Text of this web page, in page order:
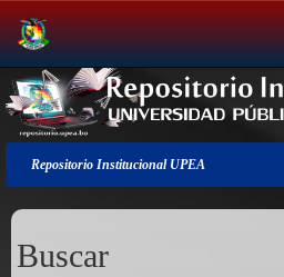
Salir
de
la
navegación
Repositorio Institucional UPEA
Buscar